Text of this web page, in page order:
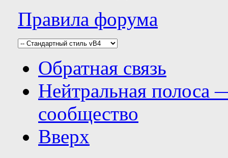
Правила форума
Обратная связь
Нейтральная полоса
сообщество
Вверх